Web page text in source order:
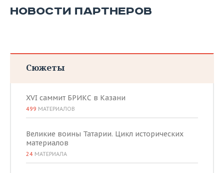
НОВОСТИ ПАРТНЕРОВ
Сюжеты
XVI саммит БРИКС в Казани
499 МАТЕРИАЛОВ
Великие воины Татарии. Цикл исторических
материалов
24 МАТЕРИАЛА